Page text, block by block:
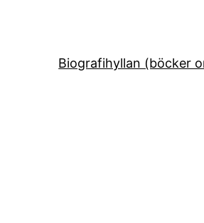
Biografihyllan (böcker